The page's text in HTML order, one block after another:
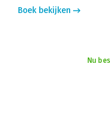
Boek bekijken
Nu